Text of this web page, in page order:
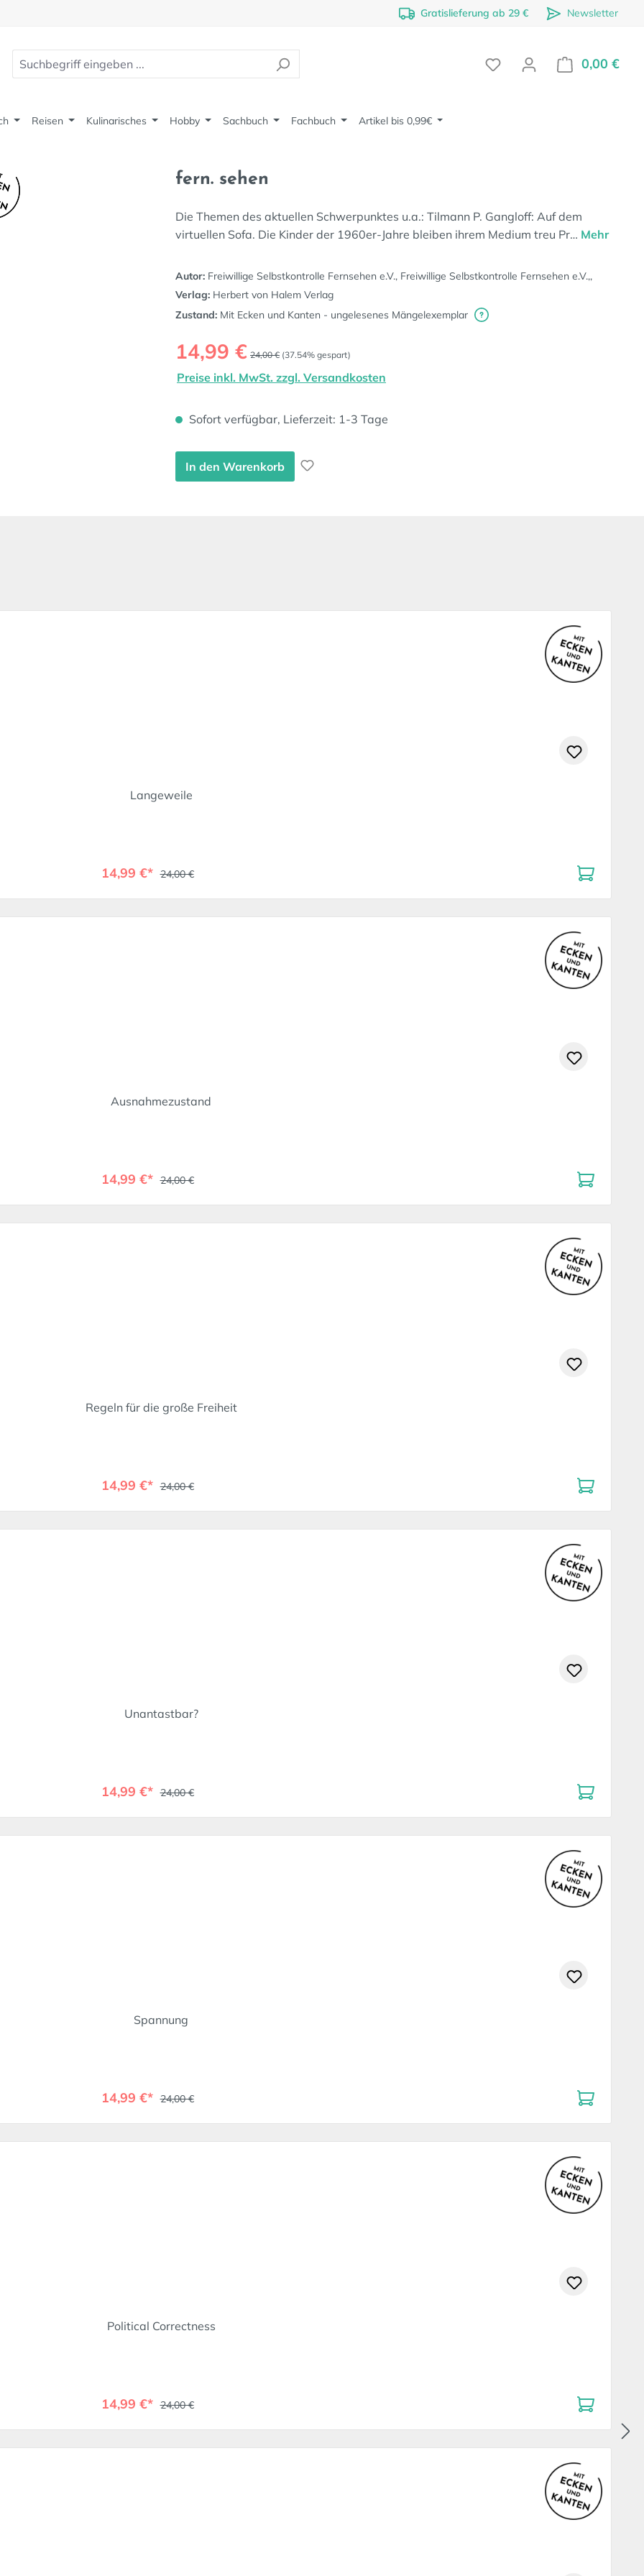
Gratislieferung ab 29 € Newsletter
0,00 €
Reisen Kulinarisches Hobby Sachbuch Fachbuch Artikel bis 0,99€
fern. sehen
Die Themen des aktuellen Schwerpunktes u.a.: Tilmann P. Gangloff: Auf dem
virtuellen Sofa. Die Kinder der 1960er-Jahre bleiben ihrem Medium treu Pr… Mehr
Autor: Freiwillige Selbstkontrolle Fernsehen e.V., Freiwillige Selbstkontrolle Fernsehen e.V.,,
Verlag: Herbert von Halem Verlag
Zustand: Mit Ecken und Kanten - ungelesenes Mängelexemplar
Verkaufspreis:
14,99 € Regulärer Preis:
24,00 € (37.54% gespart)
Preise inkl. MwSt. zzgl. Versandkosten
Sofort verfügbar, Lieferzeit: 1-3 Tage
In den Warenkorb
Langeweile
14,99 €* 24,00 €
Ausnahmezustand
14,99 €* 24,00 €
Regeln für die große Freiheit
14,99 €* 24,00 €
Unantastbar?
14,99 €* 24,00 €
Spannung
14,99 €* 24,00 €
Political Correctness
14,99 €* 24,00 €